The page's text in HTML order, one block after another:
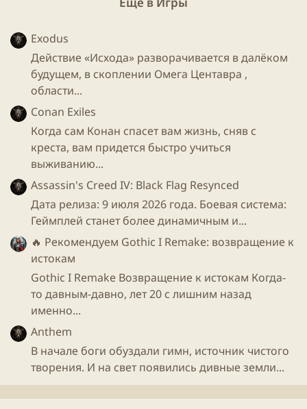
Одним из первых направлений деятельности ГМК
было создание антигравитационных маяков,
которые предназначались для мониторинга
местности в поисках мутирующих видов фауны и
флоры. Оказалось, что птицам и летучим мышам эти
устройства не понравились и были уничтожены
несколько сотен камер. В ответ конструкторы
установили в них плазменные пушки.
Exodus
Действие «Исхода» разворачивается в далёком
будущем, в скоплении Омега Центавра ,
области...
Conan Exiles
Когда сам Конан спасет вам жизнь, сняв с
креста, вам придется быстро учиться
выживанию...
Assassin's Creed IV: Black Flag Resynced
Дата релиза: 9 июля 2026 года. Боевая система:
Геймплей станет более динамичным и...
🔥 Рекомендуем Gothic I Remake: возвращение к
истокам
Gothic I Remake Возвращение к истокам Когда-
то давным-давно, лет 20 с лишним назад
именно...
Anthem
В начале боги обуздали гимн, источник чистого
творения. И на свет появились дивные земли...